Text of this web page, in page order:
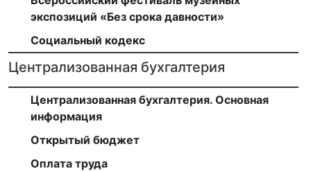
экспозиций «Без срока давности»
Социальный кодекс
Централизованная бухгалтерия
Централизованная бухгалтерия. Основная
информация
Открытый бюджет
Оплата труда